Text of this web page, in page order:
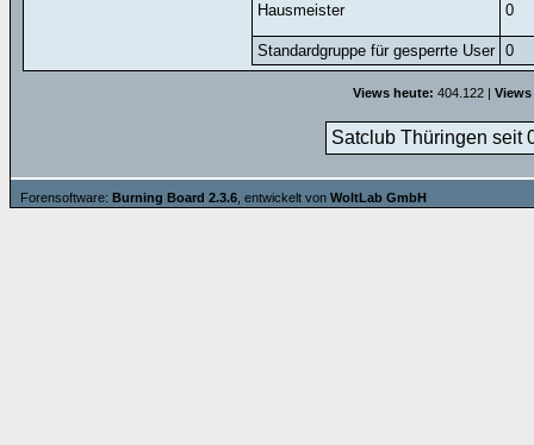
Hausmeister 0
Standardgruppe für gesperrte User 0
Views heute: 404.122 |
Satclub Thüringen seit
Forensoftware: Burning Board 2.3.6 , entwickelt von WoltLab GmbH